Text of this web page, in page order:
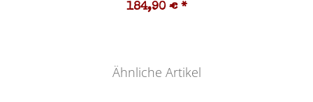
184,90 € *
Ähnliche Artikel